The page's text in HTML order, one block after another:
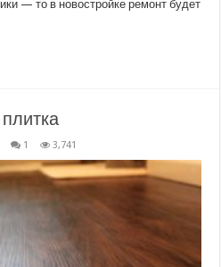
— то в новостройке ремонт будет
1 3,741